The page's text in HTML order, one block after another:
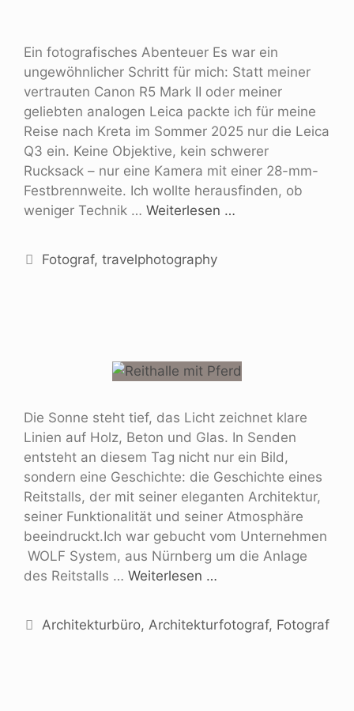
Ein fotografisches Abenteuer Es war ein
ungewöhnlicher Schritt für mich: Statt meiner
vertrauten Canon R5 Mark II oder meiner
geliebten analogen Leica packte ich für meine
Reise nach Kreta im Sommer 2025 nur die Leica
Q3 ein. Keine Objektive, kein schwerer
Rucksack – nur eine Kamera mit einer 28-mm-
Festbrennweite. Ich wollte herausfinden, ob
weniger Technik … Weiterlesen …
Fotograf,travelphotography
Die Sonne steht tief, das Licht zeichnet klare
Linien auf Holz, Beton und Glas. In Senden
entsteht an diesem Tag nicht nur ein Bild,
sondern eine Geschichte: die Geschichte eines
Reitstalls, der mit seiner eleganten Architektur,
seiner Funktionalität und seiner Atmosphäre
beeindruckt.Ich war gebucht vom Unternehmen
WOLF System, aus Nürnberg um die Anlage
des Reitstalls … Weiterlesen …
Architekturbüro, Architekturfotograf, Fotograf